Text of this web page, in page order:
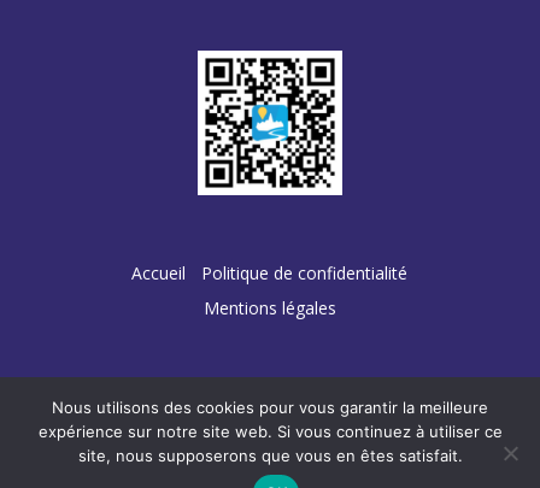
Accueil
Politique de confidentialité
Mentions légales
Conception : TERRE DE PIXELS
Nous utilisons des cookies pour vous garantir la meilleure
expérience sur notre site web. Si vous continuez à utiliser ce
site, nous supposerons que vous en êtes satisfait.